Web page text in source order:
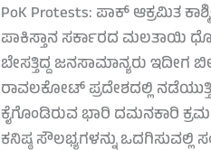
PoK Protests: ಪಾಕ್ ಆಕ್ರಮಿತ
ಪಾಕಿಸ್ತಾನ ಸರ್ಕಾರದ ಮಲತಾಯಿ
ಬೇಸತ್ತಿದ್ದ ಜನಸಾಮಾನ್ಯರು ಇದೀಗ
ರಾವಲಕೋಟ್ ಪ್ರದೇಶದಲ್ಲಿ
ಕೈಗೊಂಡಿರುವ ಭಾರಿ ದಮನಕಾರಿ
ಕನಿಷ್ಠ ಸೌಲಭ್ಯಗಳನ್ನು